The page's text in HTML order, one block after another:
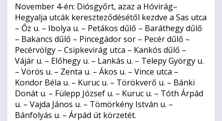
November 4-én: Diósgyőrt, azaz a Hóvirág–
Hegyalja utcák kereszteződésétől kezdve a Sas utca
– Őz u. – Ibolya u. – Petákos dűlő – Baráthegy dűlő
– Bakancs dűlő – Pincegádor sor – Pecér dűlő –
Pecérvölgy – Csipkevirág utca – Kankós dűlő –
Vájár u. – Előhegy u. – Lankás u. – Telepy György u.
– Vörös u. – Zenta u. – Ákos u. – Vince utca –
Kondor Béla u. – Kuruc u. – Törökverő u. – Bánki
Donát u. – Fülepp József u. – Kuruc u. – Tóth Árpád
u. – Vajda János u. – Tömörkény István u. –
Bánfolyás u. – Árpád út körzetét.